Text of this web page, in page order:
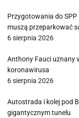
Przygotowania do
muszą przeparkować
6 sierpnia 2026
Anthony Fauci uznany
koronawirusa
6 sierpnia 2026
Autostrada i kolej pod
gigantycznym tunelu